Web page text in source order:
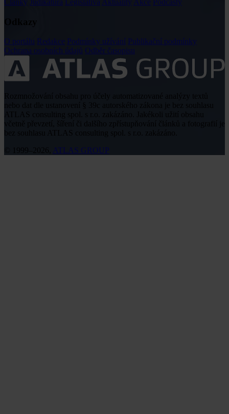
Články Judikatura Legislativa Aktuality Akce Podcasty
O portálu Redakce Podmínky užívání Publikační podmínky
Ochrana osobních údajů Odběr časopisu
včetně převzetí, šíření či dalšího zpřístupňování článků a fotografií je
ATLAS GROUP